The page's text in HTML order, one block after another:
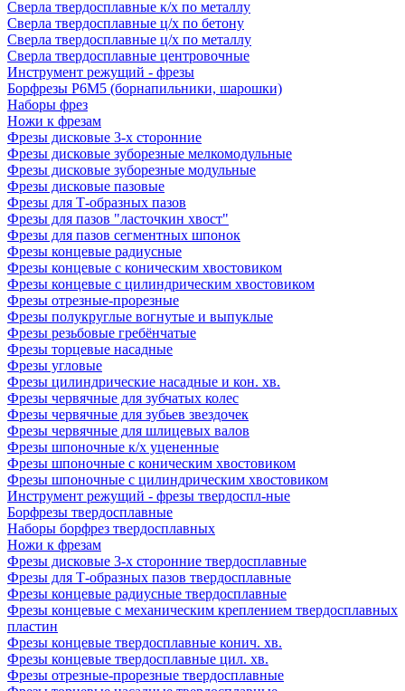
Сверла твердосплавные к/х по металлу
Сверла твердосплавные ц/х по бетону
Сверла твердосплавные ц/х по металлу
Сверла твердосплавные центровочные
Инструмент режущий - фрезы
Борфрезы Р6М5 (борнапильники, шарошки)
Наборы фрез
Ножи к фрезам
Фрезы дисковые 3-х сторонние
Фрезы дисковые зуборезные мелкомодульные
Фрезы дисковые зуборезные модульные
Фрезы дисковые пазовые
Фрезы для Т-образных пазов
Фрезы для пазов "ласточкин хвост"
Фрезы для пазов сегментных шпонок
Фрезы концевые радиусные
Фрезы концевые с коническим хвостовиком
Фрезы концевые с цилиндрическим хвостовиком
Фрезы отрезные-прорезные
Фрезы полукруглые вогнутые и выпуклые
Фрезы резьбовые гребёнчатые
Фрезы торцевые насадные
Фрезы угловые
Фрезы цилиндрические насадные и кон. хв.
Фрезы червячные для зубчатых колес
Фрезы червячные для зубьев звездочек
Фрезы червячные для шлицевых валов
Фрезы шпоночные к/х уцененные
Фрезы шпоночные с коническим хвостовиком
Фрезы шпоночные с цилиндрическим хвостовиком
Инструмент режущий - фрезы твердоспл-ные
Борфрезы твердосплавные
Наборы борфрез твердосплавных
Ножи к фрезам
Фрезы дисковые 3-х сторонние твердосплавные
Фрезы для Т-образных пазов твердосплавные
Фрезы концевые радиусные твердосплавные
Фрезы концевые с механическим креплением твердосплавных
пластин
Фрезы концевые твердосплавные конич. хв.
Фрезы концевые твердосплавные цил. хв.
Фрезы отрезные-прорезные твердосплавные